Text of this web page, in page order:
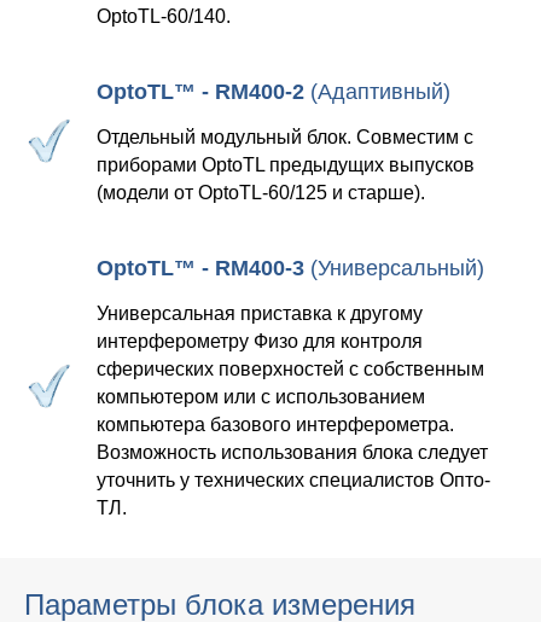
OptoTL-60/140.
OptoTL™ - RM400-2 (Адаптивный)
Отдельный модульный блок. Совместим с
приборами OptoTL предыдущих выпусков
(модели от OptoTL-60/125 и старше).
OptoTL™ - RM400-3 (Универсальный)
Универсальная приставка к другому
интерферометру Физо для контроля
сферических поверхностей с собственным
компьютером или с использованием
компьютера базового интерферометра.
Возможность использования блока следует
уточнить у технических специалистов Опто-
ТЛ.
Параметры блока измерения